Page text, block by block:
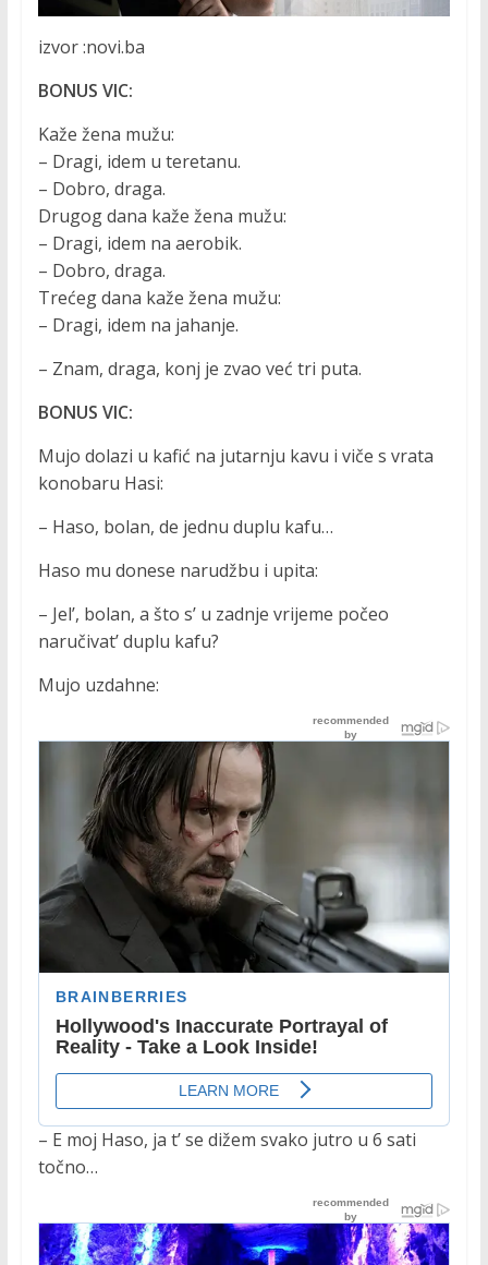
izvor :novi.ba
BONUS VIC:
Kaže žena mužu:
– Dragi, idem u teretanu.
– Dobro, draga.
Drugog dana kaže žena mužu:
– Dragi, idem na aerobik.
– Dobro, draga.
Trećeg dana kaže žena mužu:
– Dragi, idem na jahanje.
– Znam, draga, konj je zvao već tri puta.
BONUS VIC:
Mujo dolazi u kafić na jutarnju kavu i viče s vrata
konobaru Hasi:
– Haso, bolan, de jednu duplu kafu…
Haso mu donese narudžbu i upita:
– Jel’, bolan, a što s’ u zadnje vrijeme počeo
naručivat’ duplu kafu?
Mujo uzdahne:
– E moj Haso, ja t’ se dižem svako jutro u 6 sati
točno…